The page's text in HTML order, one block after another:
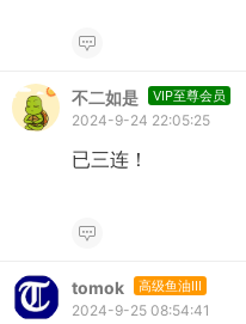
不二如是 VIP至尊会员
2024-9-24 22:05:25
已三连！
tomok 高级鱼油III
2024-9-25 08:54:41